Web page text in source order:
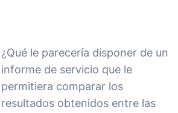
¿Qué le parecería disponer de un
informe de servicio que le
permitiera comparar los
resultados obtenidos entre las